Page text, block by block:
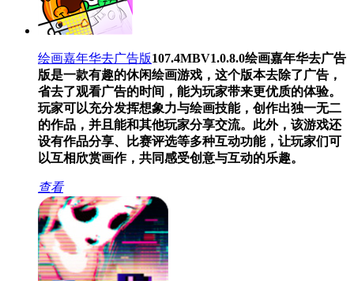
绘画嘉年华去广告版107.4MBV1.0.8.0绘画嘉年华去广告
版是一款有趣的休闲绘画游戏，这个版本去除了广告，
省去了观看广告的时间，能为玩家带来更优质的体验。
玩家可以充分发挥想象力与绘画技能，创作出独一无二
的作品，并且能和其他玩家分享交流。此外，该游戏还
设有作品分享、比赛评选等多种互动功能，让玩家们可
以互相欣赏画作，共同感受创意与互动的乐趣。
查看